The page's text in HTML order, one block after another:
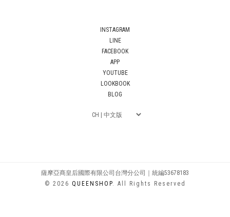
INSTAGRAM
LINE
FACEBOOK
APP
YOUTUBE
LOOKBOOK
BLOG
薩摩亞商皇后國際有限公司台灣分公司｜統編53678183
© 2026 QUEENSHOP. All Rights Reserved